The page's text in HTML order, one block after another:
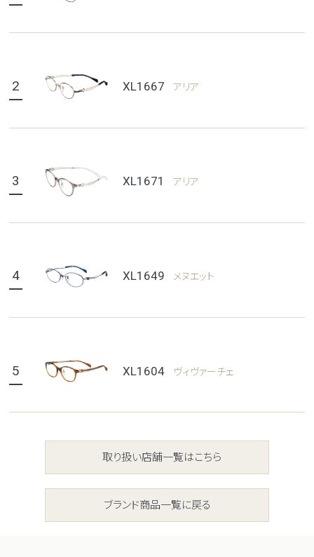
2 XL1667 アリア
3 XL1671 アリア
4 XL1649 メヌエット
5 XL1604 ヴィヴァーチェ
取り扱い店舗一覧はこちら
ブランド商品一覧に戻る